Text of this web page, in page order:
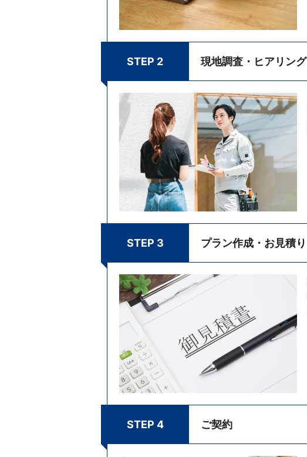
STEP 2 現地調査・ヒアリング
STEP 3 プラン作成・お見積り
STEP 4 ご契約